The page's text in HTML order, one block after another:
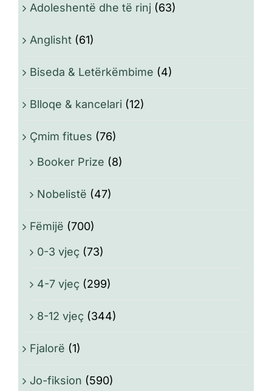
Adoleshentë dhe të rinj (63)
Anglisht (61)
Biseda & Letërkëmbime (4)
Blloqe & kancelari (12)
Çmim fitues (76)
Booker Prize (8)
Nobelistë (47)
Fëmijë (700)
0-3 vjeç (73)
4-7 vjeç (299)
8-12 vjeç (344)
Fjalorë (1)
Jo-fiksion (590)